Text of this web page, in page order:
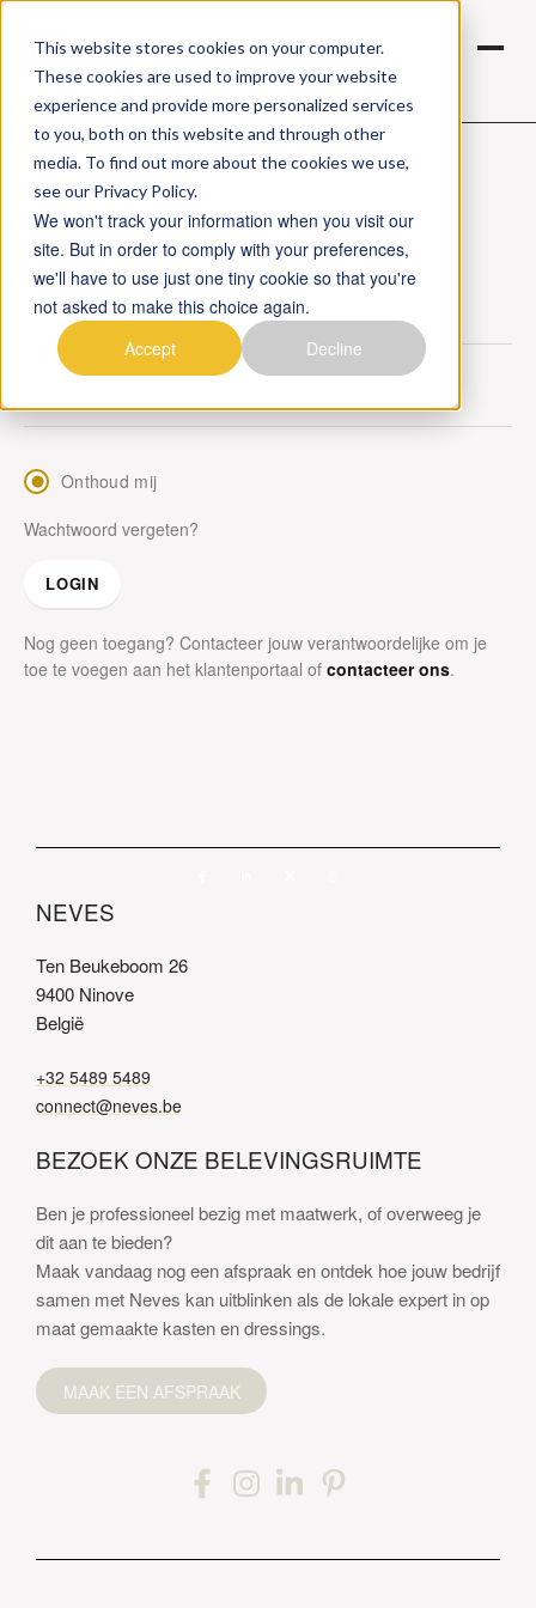
This website stores cookies on your computer.
These cookies are used to improve your website
experience and provide more personalized services
to you, both on this website and through other
media. To find out more about the cookies we use,
see our Privacy Policy.
We won't track your information when you visit our
site. But in order to comply with your preferences,
we'll have to use just one tiny cookie so that you're
not asked to make this choice again.
Accept
Decline
Vous préférez voir cette page en Français ?Cliquez ici.
INLOGGEN
KLANTENZONE
Onthoud mij
Wachtwoord vergeten?
LOGIN
Nog geen toegang? Contacteer jouw verantwoordelijke om je
toe te voegen aan het klantenportaal of contacteer ons.
NEVES
Ten Beukeboom 26
9400 Ninove
België
+32 5489 5489
connect@neves.be
BEZOEK ONZE BELEVINGSRUIMTE
Ben je professioneel bezig met maatwerk, of overweeg je
dit aan te bieden?
Maak vandaag nog een afspraak en ontdek hoe jouw bedrijf
samen met Neves kan uitblinken als de lokale expert in op
maat gemaakte kasten en dressings.
MAAK EEN AFSPRAAK